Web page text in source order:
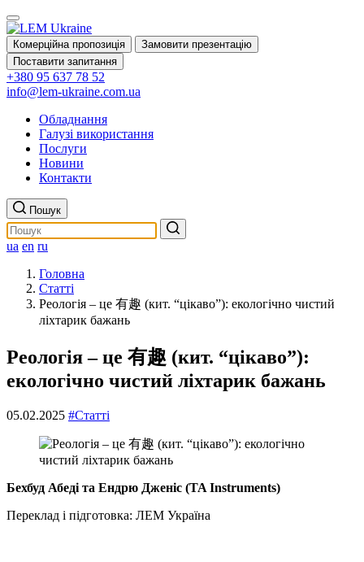
Комерційна пропозиція
Замовити презентацію
Поставити запитання
+380 95 637 78 52
info@lem-ukraine.com.ua
Обладнання
Галузі використання
Послуги
Новини
Контакти
Пошук
ua en ru
Головна
Статті
Реологія – це 有趣 (кит. “цікаво”): екологічно чистий
ліхтарик бажань
Реологія – це 有趣 (кит. “цікаво”):
екологічно чистий ліхтарик бажань
05.02.2025 #Статті
Бехбуд Абеді та Ендрю Дженіс (TA Instruments)
Переклад і підготовка: ЛЕМ Україна